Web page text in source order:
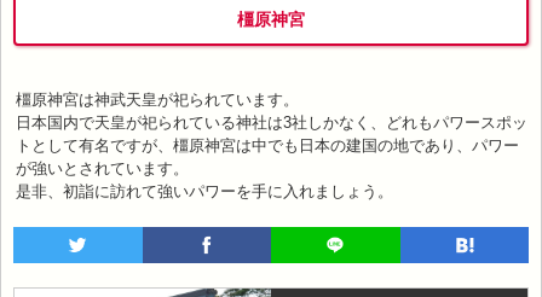
橿原神宮
橿原神宮は神武天皇が祀られています。
日本国内で天皇が祀られている神社は3社しかなく、どれもパワースポッ
トとして有名ですが、橿原神宮は中でも日本の建国の地であり、パワー
が強いとされています。
是非、初詣に訪れて強いパワーを手に入れましょう。